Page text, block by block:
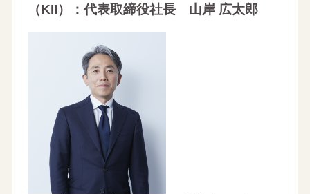
（KII）：代表取締役社長 山岸 広太郎